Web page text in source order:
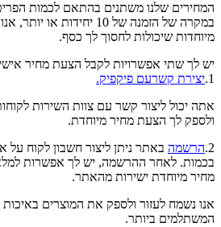
המחירים שלנו משתנים בהתאם לכמות
במקרה של הזמנה של 10
מיוחדות שיכולות לחסוך לך כסף.
יש לך שתי אפשרויות לקבל הצעת מחיר
1. יצירת קשרעם פיקפיק.
אתה יכול ליצור קשר עם צוות השירות
ולספק לך הצעת מחיר מיוחדת.
2. הרשמה באתר ניתן ליצור חשבון לקוח על
בכמות. לאחר ההרשמה, יש לך אפשרות
מחיר מיוחדת ישירות מהאתר.
אנו נשמח לעזור ולספק את המוצרים באיכות
המשתלמים ביותר.